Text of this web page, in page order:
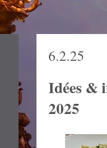
6.2.25
Idées &
2025